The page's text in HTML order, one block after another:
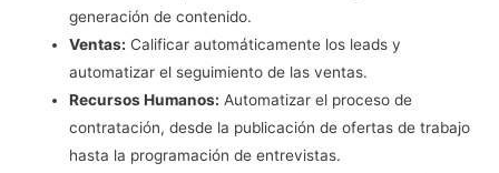
generación de contenido.
Ventas: Calificar automáticamente los leads y
automatizar el seguimiento de las ventas.
Recursos Humanos: Automatizar el proceso de
contratación, desde la publicación de ofertas de trabajo
hasta la programación de entrevistas.